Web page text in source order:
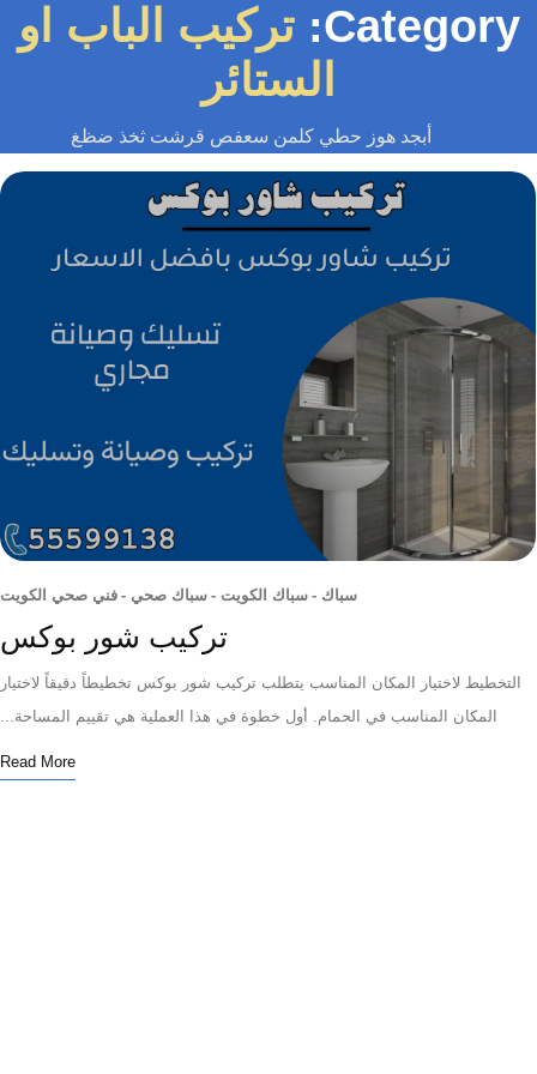
تركيب الباب او
الستائر
أبجد هوز حطي كلمن سعفص قرشت ثخذ ضظغ
سباك- سباك الكويت- سباك صحي- فني صحي الكويت
تركيب شور بوكس
لاختيار المكان المناسب يتطلب تركيب شور بوكس تخطيطاً دقيقاً لاختيار
المكان المناسب في الحمام. أول خطوة في هذا العملية هي تقييم المساحة...
Read More